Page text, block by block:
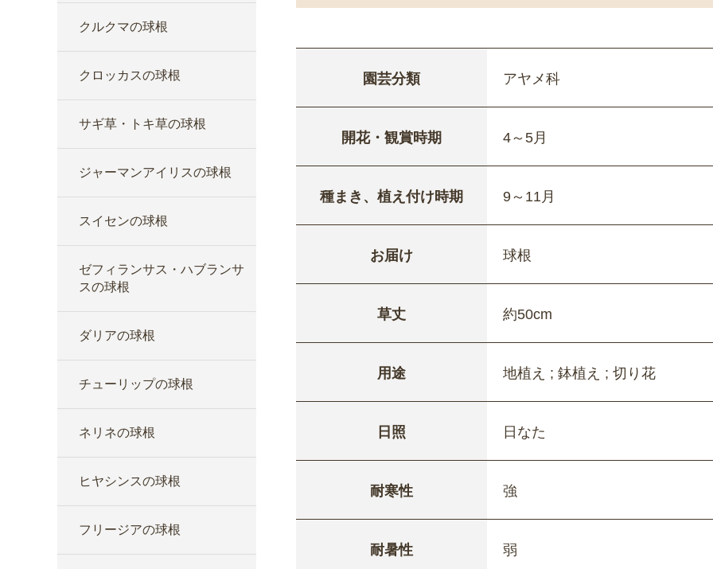
クルクマの球根
クロッカスの球根
サギ草・トキ草の球根
ジャーマンアイリスの球根
スイセンの球根
ゼフィランサス・ハブランサ
スの球根
ダリアの球根
チューリップの球根
ネリネの球根
ヒヤシンスの球根
フリージアの球根
園芸分類 アヤメ科
開花・観賞時期 4～5月
種まき、植え付け時期 9～11月
お届け 球根
草丈 約50cm
用途 地植え ; 鉢植え ; 切り花
日照 日なた
耐寒性 強
耐暑性 弱